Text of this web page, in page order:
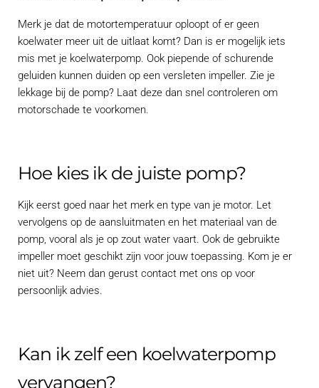
Merk je dat de motortemperatuur oploopt of er geen
koelwater meer uit de uitlaat komt? Dan is er mogelijk iets
mis met je koelwaterpomp. Ook piepende of schurende
geluiden kunnen duiden op een versleten impeller. Zie je
lekkage bij de pomp? Laat deze dan snel controleren om
motorschade te voorkomen.
Hoe kies ik de juiste pomp?
Kijk eerst goed naar het merk en type van je motor. Let
vervolgens op de aansluitmaten en het materiaal van de
pomp, vooral als je op zout water vaart. Ook de gebruikte
impeller moet geschikt zijn voor jouw toepassing. Kom je er
niet uit? Neem dan gerust contact met ons op voor
persoonlijk advies.
Kan ik zelf een koelwaterpomp
vervangen?